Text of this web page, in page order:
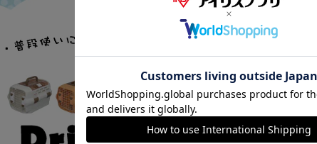
※ご確認ください